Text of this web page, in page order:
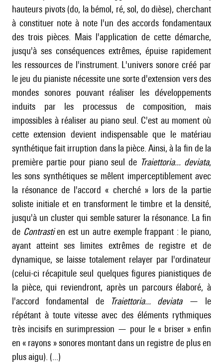
hauteurs pivots (do, la bémol, ré, sol, do dièse), cherchant
à constituer note à note l'un des accords fondamentaux
des trois pièces. Mais l'application de cette démarche,
jusqu'à ses conséquences extrêmes, épuise rapidement
les ressources de l'instrument. L'univers sonore créé par
le jeu du pianiste nécessite une sorte d'extension vers des
mondes sonores pouvant réaliser les développements
induits par les processus de composition, mais
impossibles à réaliser au piano seul. C'est au moment où
cette extension devient indispensable que le matériau
synthétique fait irruption dans la pièce. Ainsi, à la fin de la
première partie pour piano seul de Traiettoria... deviata,
les sons synthétiques se mêlent imperceptiblement avec
la résonance de l'accord « cherché » lors de la partie
soliste initiale et en transforment le timbre et la densité,
jusqu'à un cluster qui semble saturer la résonance. La fin
de Contrastien est un autre exemple frappant : le piano,
ayant atteint ses limites extrêmes de registre et de
dynamique, se laisse totalement relayer par l'ordinateur
(celui-ci récapitule seul quelques figures pianistiques de
la pièce, qui reviendront, après un parcours élaboré, à
l'accord fondamental de
Traiettoria... deviata— le
répétant à toute vitesse avec des éléments rythmiques
très incisifs en surimpression — pour le « briser » enfin
en « rayons » sonores montant dans un registre de plus en
plus aigu). (...)